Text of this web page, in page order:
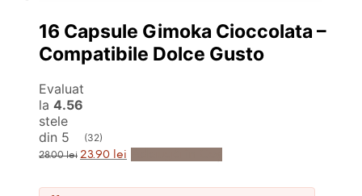
16 Capsule Gimoka Cioccolata –
Compatibile Dolce Gusto
Evaluat
la 4.56
stele
din 5
(32)
28.00lei Prețul
inițial
fost:
23.90 lei Prețul
curent
23.90 lei.